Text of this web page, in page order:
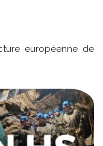
européenne de